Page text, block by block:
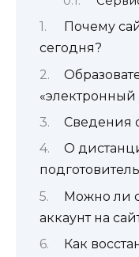
Почему
сегодня?
«электронный
Сведения
О
Можно ли
аккаунт на
Как